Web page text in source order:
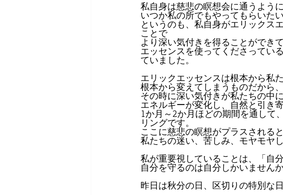
私自身は慈悲の瞑想会に通うよう
いつか私の所でもやってもらいた
というのも、私自身がエリックス
ことで
より深い気付きを得ることができて
エッセンスを使ってくださってい
ていました。
エリックエッセンスは根本から私
根本から変えてしまうものだから
その時に深い気付きが私たちの中
エネルギーが変化し、自然と引き
1か月～2か月ほどの期間を通して
リングです。
ここに慈悲の瞑想がプラスされる
私たちの迷い、苦しみ、モヤモヤ
私が重要視していることは、「自
自分を守るのは自分しかいませんか
昨日は秋分の日、区切りの特別な